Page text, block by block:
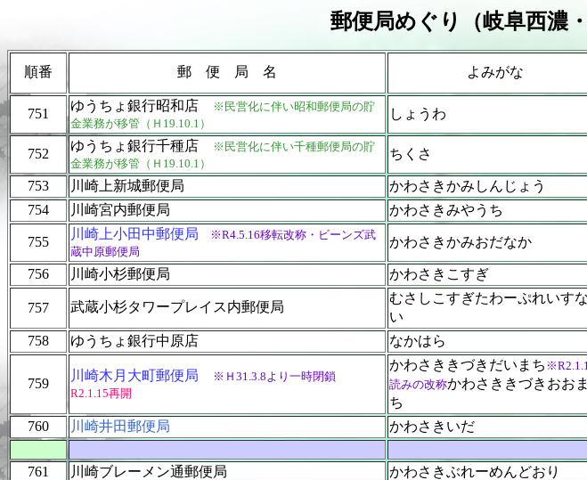
郵便局めぐり（岐阜西濃
順番 郵 便 局 名 よみがな
751
ゆうちょ銀行昭和店
※民営化に伴い昭和郵便局の貯
金業務が移管（Ｈ19.10.1）
しょうわ
752
ゆうちょ銀行千種店
※民営化に伴い千種郵便局の貯
金業務が移管（Ｈ19.10.1）
ちくさ
753 川崎上新城郵便局 かわさきかみしんじょう
754
川崎宮内郵便局 かわさきみやうち
755
川崎上小田中郵便局 ※R4.5.16移転改称・ビーンズ武
蔵中原郵便局
かわさきかみおだなか
756 川崎小杉郵便局 かわさきこすぎ
757 武蔵小杉タワープレイス内郵便局
むさしこすぎたわーぷれいすな
い
758 ゆうちょ銀行中原店 なかはら
759
川崎木月大町郵便局
※Ｈ31.3.8より一時閉鎖
R2.1.15再開
かわさききづきだいまち
読みの改称かわさききづきおおま
ち
760 川崎井田郵便局 かわさきいだ
761 川崎ブレーメン通郵便局 かわさきぶれーめんどおり